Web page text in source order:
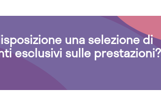
una selezione di
esclusivi sulle prestazioni?